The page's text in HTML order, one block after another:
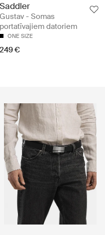
Saddler
Gustav - Somas
portatīvajiem datoriem
ONE SIZE
249 €